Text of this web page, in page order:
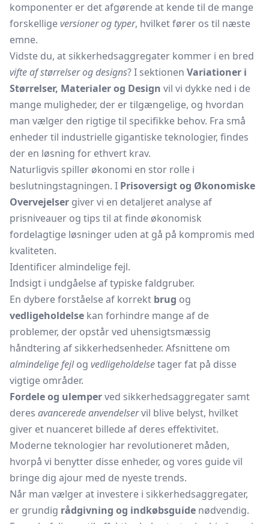
komponenter er det afgørende at kende til de mange
forskelligeversioner og typer, hvilket fører os til næste
emne.
Vidste du, at sikkerhedsaggregater kommer i en bred
vifte af størrelser og designs? I sektionen Variationer i
Størrelser, Materialer og Design vil vi dykke ned i de
mange muligheder, der er tilgængelige, og hvordan
man vælger den rigtige til specifikke behov. Fra små
enheder til industrielle gigantiske teknologier, findes
der en løsning for ethvert krav.
Naturligvis spiller økonomi en stor rolle i
beslutningstagningen. I Prisoversigt og Økonomiske
Overvejelser giver vi en detaljeret analyse af
prisniveauer og tips til at finde økonomisk
fordelagtige løsninger uden at gå på kompromis med
kvaliteten.
Identificer almindelige fejl.
Indsigt i undgåelse af typiske faldgruber.
En dybere forståelse af korrekt brug og
vedligeholdelse kan forhindre mange af de
problemer, der opstår ved uhensigtsmæssig
håndtering af sikkerhedsenheder. Afsnittene om
almindelige fejlog vedligeholdelsetager fat på disse
vigtige områder.
Fordele og ulemperved sikkerhedsaggregater samt
deres avancerede anvendelservil blive belyst, hvilket
giver et nuanceret billede af deres effektivitet.
Moderne teknologier har revolutioneret måden,
hvorpå vi benytter disse enheder, og vores guide vil
bringe dig ajour med de nyeste trends.
Når man vælger at investere i sikkerhedsaggregater,
er grundig rådgivning og indkøbsguide nødvendig.